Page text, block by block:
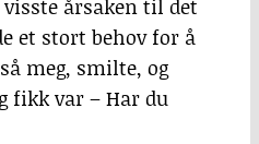
årsaken til det
et stort behov for å
meg, smilte, og
fikk var – Har du